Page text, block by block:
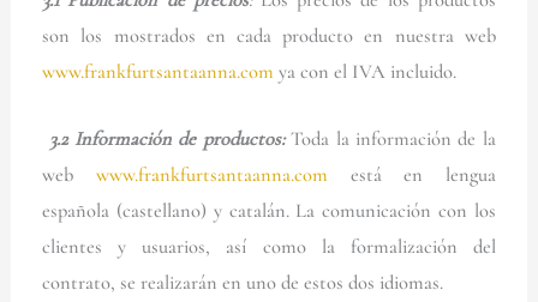
son los mostrados en cada producto en nuestra web
www.frankfurtsantaanna.com ya con el IVA incluido.
3.2 Información de productos:Toda la información de la
web www.frankfurtsantaanna.com está en lengua
española (castellano) y catalán. La comunicación con los
clientes y usuarios, así como la formalización del
contrato, se realizarán en uno de estos dos idiomas.